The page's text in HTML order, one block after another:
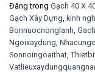
Đăng trong Gạch 40 X
Gạch Xây Dựng kinh
Bonnuocnonglanh
Ngoixaydung
Sonnoingoaithat